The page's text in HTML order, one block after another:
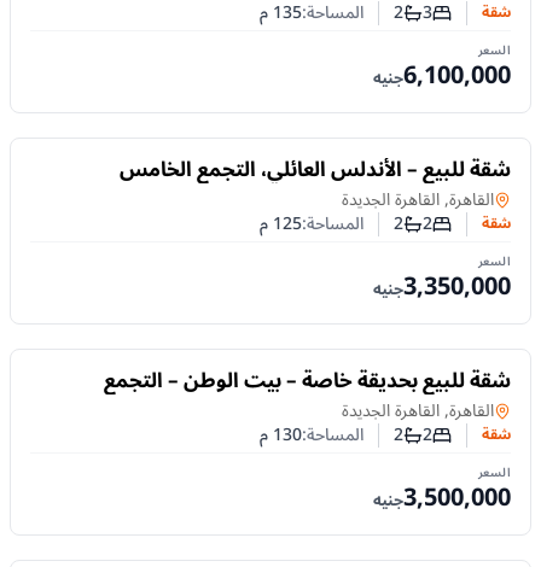
شقة عدد غرف النوم
3عدد الحمامات
2 المساحة:135م
السعر
6,100,000جنيه
للبيع
شقة للبيع – الأندلس العائلي، التجمع الخامس
شقةفي
القاهرة, القاهرة الجديدة
شقة عدد غرف النوم
2عدد الحمامات
2 المساحة:125م
السعر
3,350,000جنيه
للبيع
شقة للبيع بحديقة خاصة – بيت الوطن – التجمع
الخامس
شقةفي
القاهرة, القاهرة الجديدة
شقة عدد غرف النوم
2عدد الحمامات
2 المساحة:130م
السعر
3,500,000جنيه